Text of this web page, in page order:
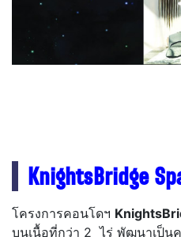
KnightsBridge
โครงการคอนโดฯ
บนเนื้อที่กว่า 2 ไร่ พัฒนาเป็น